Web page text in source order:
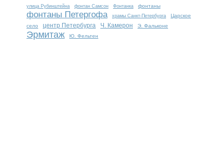
улица Рубинштейна фонтан Самсон Фонтанка фонтаны
фонтаны Петергофа храмы Санкт-Петербурга
Царское
село
центр Петербурга Ч. Камерон Э. Фальконе
Эрмитаж Ю. Фельтен